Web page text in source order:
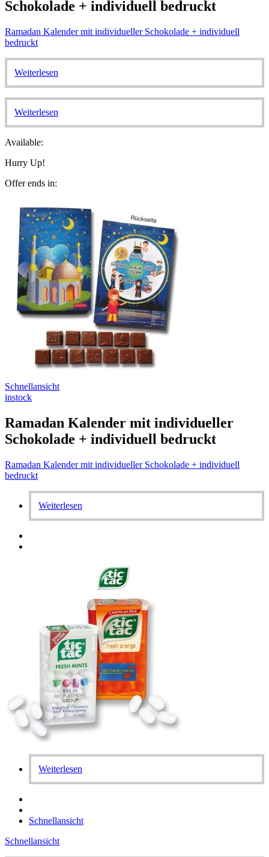
Schokolade + individuell bedruckt
Ramadan Kalender mit individueller Schokolade + individuell
bedruckt
Weiterlesen
Weiterlesen
Available:
Hurry Up!
Offer ends in:
Schnellansicht
instock
Ramadan Kalender mit individueller
Schokolade + individuell bedruckt
Ramadan Kalender mit individueller Schokolade + individuell
bedruckt
Weiterlesen
Weiterlesen
Schnellansicht
Schnellansicht